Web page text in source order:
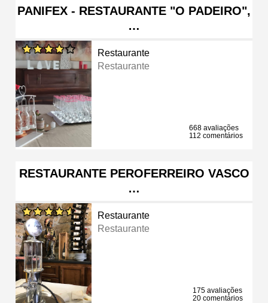
PANIFEX - RESTAURANTE "O PADEIRO",
…
Restaurante
Restaurante
668 avaliações
112 comentários
RESTAURANTE PEROFERREIRO VASCO
…
Restaurante
Restaurante
175 avaliações
20 comentários